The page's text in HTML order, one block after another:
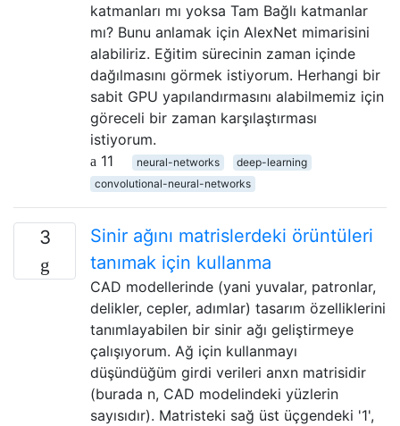
katmanları mı yoksa Tam Bağlı katmanlar
mı? Bunu anlamak için AlexNet mimarisini
alabiliriz. Eğitim sürecinin zaman içinde
dağılmasını görmek istiyorum. Herhangi bir
sabit GPU yapılandırmasını alabilmemiz için
göreceli bir zaman karşılaştırması
istiyorum.
11
neural-networks
deep-learning
convolutional-neural-networks
3
Sinir ağını matrislerdeki örüntüleri
tanımak için kullanma
CAD modellerinde (yani yuvalar, patronlar,
delikler, cepler, adımlar) tasarım özelliklerini
tanımlayabilen bir sinir ağı geliştirmeye
çalışıyorum. Ağ için kullanmayı
düşündüğüm girdi verileri anxn matrisidir
(burada n, CAD modelindeki yüzlerin
sayısıdır). Matristeki sağ üst üçgendeki '1',